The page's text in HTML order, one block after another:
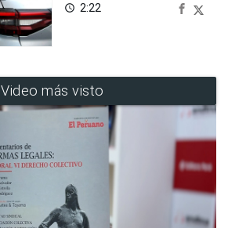
access_time 2:22
Video más visto